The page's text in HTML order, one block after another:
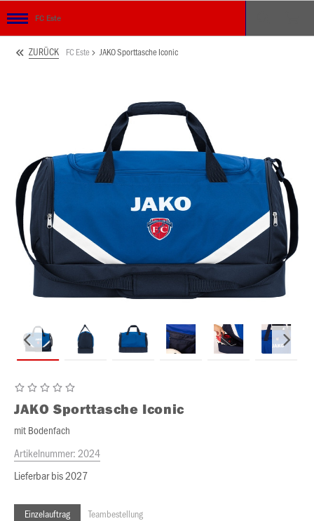
FC Este
ZURÜCK FC Este JAKO Sporttasche Iconic
JAKO Sporttasche Iconic
mit Bodenfach
Artikelnummer:2024
Lieferbar bis 2027
Einzelauftrag Teambestellung